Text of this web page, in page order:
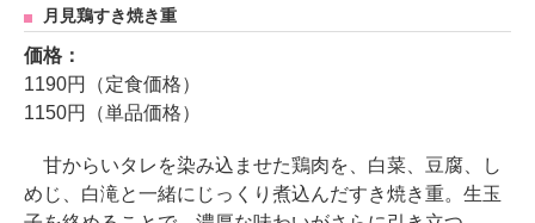
月見鶏すき焼き重
価格：
1190円（定食価格）
1150円（単品価格）
甘からいタレを染み込ませた鶏肉を、白菜、豆腐、し
めじ、白滝と一緒にじっくり煮込んだすき焼き重。生玉